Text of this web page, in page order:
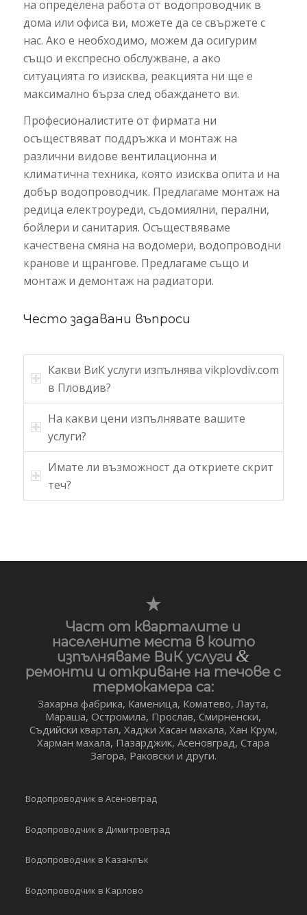
на определена работа от водопроводчик в
дома или офиса ви, можете да се свържете с
нас. Ако е необходимо, можем да осигурим
също и експресно обслужване, а ако
ситуацията го изисква, реакцията ни ще е
максимално бърза след обаждането ви.
Професионалистите от фирмата ни
осъществяват поддръжка и монтаж на
различни видове вентилационна и
климатична техника, която изисква опита и на
добър водопроводчик. Предлагаме монтаж на
редица електроуреди, съдомиялни, перални,
бойлери и санитария. Осъществяваме
качествена смяна на водомери, водопроводни
кранове и щрангове. Предлагаме също и
монтаж и демонтаж на радиатори.
Често задавани въпроси
Какви ВиК услуги изпълнява vikplovdiv.com
в Пловдив?
На какви цени изпълнявате вашите
услуги?
Имате ли възможност да откриете скрит
теч?
Част от кварталите и
населените места в които
изпълняваме ВиК услуги &
ремонти и откриване на течове с
термокамера са:
Захарна фабрика, Каменица, Коматево, Лаута,
Мараша, Остромила, Прослав, Смирненски,
Съдийски квартал, Хаджи Хасан махала, Хан Крум,
Харман махала, Пазарджик, Асеновград, Стара
Загора, Раковски и други.
Водопроводчик в Асеновград
Водопроводчик в Димитровград
Водопроводчик в Казанлък
Водопроводчик в Карлово